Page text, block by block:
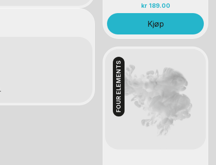
kr 189.00
Kjøp
FOUR ELEMENTS Kontakt oss